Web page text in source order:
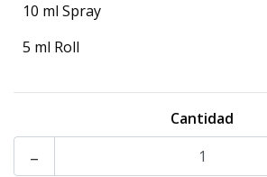
10 ml Spray
5 ml Roll
Cantidad
-